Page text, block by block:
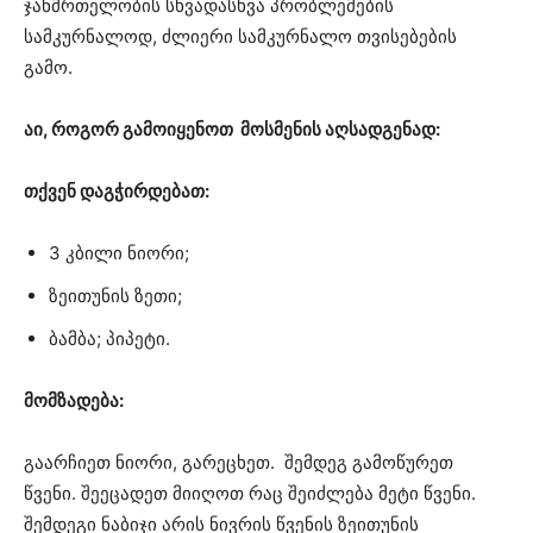
ჯანმრთელობის სხვადასხვა პრობლემების
სამკურნალოდ, ძლიერი სამკურნალო თვისებების
გამო.
აი, როგორ გამოიყენოთ მოსმენის აღსადგენად:
თქვენ დაგჭირდებათ:
3 კბილი ნიორი;
ზეითუნის ზეთი;
ბამბა; პიპეტი.
მომზადება:
გაარჩიეთ ნიორი, გარეცხეთ. შემდეგ გამოწურეთ
წვენი. შეეცადეთ მიიღოთ რაც შეიძლება მეტი წვენი.
შემდეგი ნაბიჯი არის ნივრის წვენის ზეითუნის